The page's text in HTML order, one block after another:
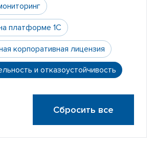
платформе 1С
корпоративная лицензия
и отказоустойчивость
Сбросить все